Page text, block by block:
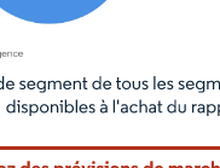
La réutilisation